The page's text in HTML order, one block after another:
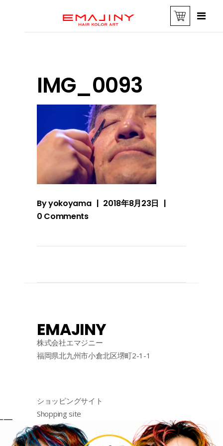
IMG_0093
Byyokoyama
2018年8月23日
0 Comments
EMAJINY
株式会社エマジニー
福岡県北九州市小倉北区堺町2-1-1
ショッピングサイト
Shopping site
购物网站
http://emajiny.jp